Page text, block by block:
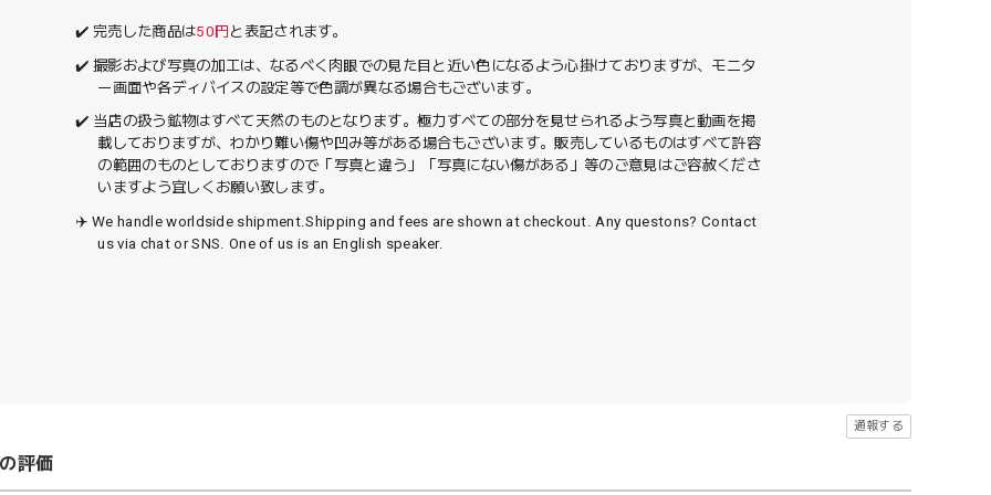
✔️ 完売した商品は50円 と表記されます。
✔️ 撮影および写真の加工は、なるべく肉眼での見た目と近い色になるよう心掛けておりますが、モニタ
ー画面や各ディバイスの設定等で色調が異なる場合もございます。
✔️ 当店の扱う鉱物はすべて天然のものとなります。極力すべての部分を見せられるよう写真と動画を掲
載しておりますが、わかり難い傷や凹み等がある場合もございます。販売しているものはすべて許容
の範囲のものとしておりますので「写真と違う」「写真にない傷がある」等のご意見はご容赦くださ
いますよう宜しくお願い致します。
✈️ We handle worldside shipment.Shipping and fees are shown at checkout. Any questons? Contact
us via chat or SNS. One of us is an English speaker.
通報する
評価